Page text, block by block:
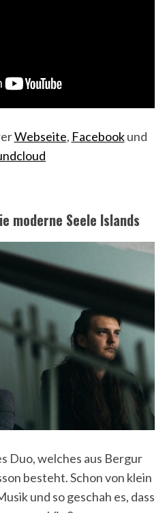
Webseite, Facebookund
moderne Seele Islands
Duo, welches aus Bergur
besteht. Schon von klein
und so geschah es, dass